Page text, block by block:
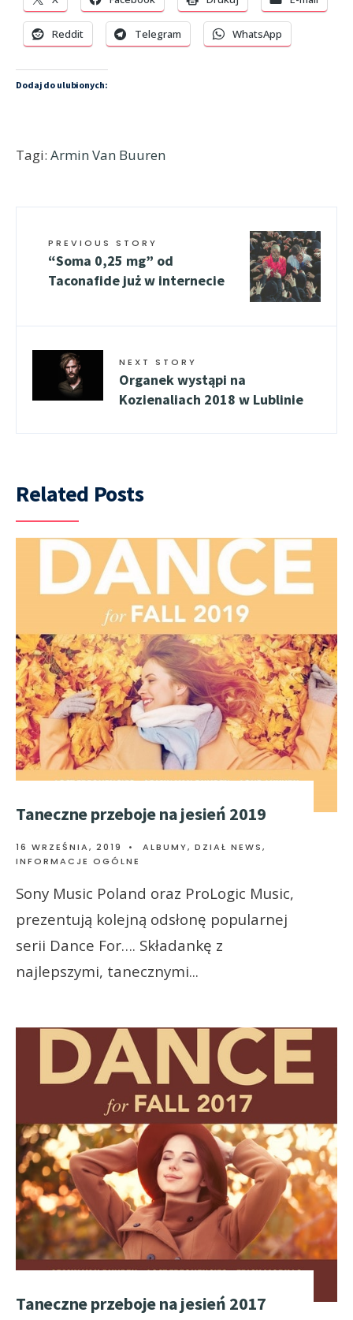
Reddit Telegram WhatsApp
Dodaj do ulubionych:
Tagi: Armin Van Buuren
PREVIOUS STORY
“Soma 0,25 mg” od
Taconafide już w internecie
NEXT STORY
Organek wystąpi na
Kozienaliach 2018 w Lublinie
Related Posts
Taneczne przeboje na jesień 2019
16 WRZEŚNIA, 2019 • ALBUMY, DZIAŁ NEWS,
INFORMACJE OGÓLNE
Sony Music Poland oraz ProLogic Music,
prezentują kolejną odsłonę popularnej
serii Dance For…. Składankę z
najlepszymi, tanecznymi...
Taneczne przeboje na jesień 2017